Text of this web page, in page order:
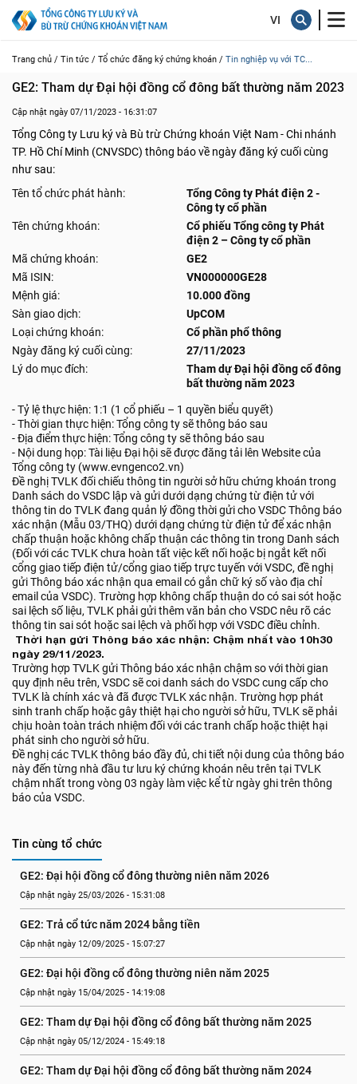
Trang chủ / Tin tức / Tổ chức đăng ký chứng khoán / Tin nghiệp vụ với TC...
GE2: Tham dự Đại hội đồng cổ đông bất thường năm 2023
Cập nhật ngày 07/11/2023 - 16:31:07
Tổng Công ty Lưu ký và Bù trừ Chứng khoán Việt Nam - Chi nhánh
TP. Hồ Chí Minh (CNVSDC) thông báo về ngày đăng ký cuối cùng
như sau:
Tên tổ chức phát hành:
Tổng Công ty Phát điện 2 -
Công ty cổ phần
Tên chứng khoán:
Cổ phiếu Tổng công ty Phát
điện 2 – Công ty cổ phần
Mã chứng khoán:
GE2
Mã ISIN:
VN000000GE28
Mệnh giá:
10.000 đồng
Sàn giao dịch:
UpCOM
Loại chứng khoán:
Cổ phần phổ thông
Ngày đăng ký cuối cùng:
27/11/2023
Lý do mục đích:
Tham dự Đại hội đồng cổ đông
bất thường năm 2023
- Tỷ lệ thực hiện: 1:1 (1 cổ phiếu – 1 quyền biểu quyết)
- Thời gian thực hiện: Tổng công ty sẽ thông báo sau
- Địa điểm thực hiện: Tổng công ty sẽ thông báo sau
- Nội dung họp: Tài liệu Đại hội sẽ được đăng tải lên Website của
Tổng công ty (www.evngenco2.vn)
Đề nghị TVLK đối chiếu thông tin người sở hữu chứng khoán trong
Danh sách do VSDC lập và gửi dưới dạng chứng từ điện tử với
thông tin do TVLK đang quản lý đồng thời gửi cho VSDC Thông báo
xác nhận (Mẫu 03/THQ) dưới dạng chứng từ điện tử để xác nhận
chấp thuận hoặc không chấp thuận các thông tin trong Danh sách
(Đối với các TVLK chưa hoàn tất việc kết nối hoặc bị ngắt kết nối
cổng giao tiếp điện tử/cổng giao tiếp trực tuyến với VSDC, đề nghị
gửi Thông báo xác nhận qua email có gắn chữ ký số vào địa chỉ
email của VSDC). Trường hợp không chấp thuận do có sai sót hoặc
sai lệch số liệu, TVLK phải gửi thêm văn bản cho VSDC nêu rõ các
thông tin sai sót hoặc sai lệch và phối hợp với VSDC điều chỉnh.
Thời hạn gửi Thông báo xác nhận: Chậm nhất vào 10h30
ngày 29/11/2023.
Trường hợp TVLK gửi Thông báo xác nhận chậm so với thời gian
quy định nêu trên, VSDC sẽ coi danh sách do VSDC cung cấp cho
TVLK là chính xác và đã được TVLK xác nhận. Trường hợp phát
sinh tranh chấp hoặc gây thiệt hại cho người sở hữu, TVLK sẽ phải
chịu hoàn toàn trách nhiệm đối với các tranh chấp hoặc thiệt hại
phát sinh cho người sở hữu.
Đề nghị các TVLK thông báo đầy đủ, chi tiết nội dung của thông báo
này đến từng nhà đầu tư lưu ký chứng khoán nêu trên tại TVLK
chậm nhất trong vòng 03 ngày làm việc kể từ ngày ghi trên thông
báo của VSDC.
Tin cùng tổ chức
GE2: Đại hội đồng cổ đông thường niên năm 2026
Cập nhật ngày 25/03/2026 - 15:31:08
GE2: Trả cổ tức năm 2024 bằng tiền
Cập nhật ngày 12/09/2025 - 15:07:27
GE2: Đại hội đồng cổ đông thường niên năm 2025
Cập nhật ngày 15/04/2025 - 14:19:08
GE2: Tham dự Đại hội đồng cổ đông bất thường năm 2025
Cập nhật ngày 05/12/2024 - 15:49:18
GE2: Tham dự Đại hội đồng cổ đông bất thường năm 2024